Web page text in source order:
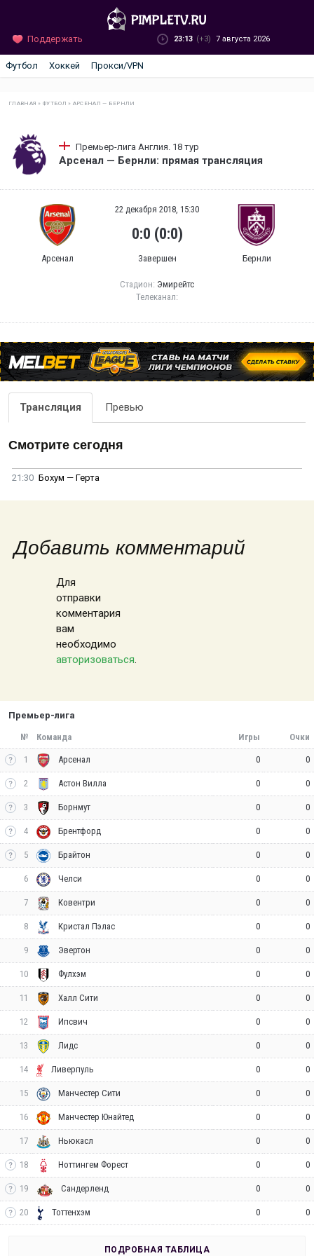
Поддержать 23:13 (+3) 7 августа 2026
Футбол Хоккей Прокси/VPN
ГЛАВНАЯ »ФУТБОЛ » АРСЕНАЛ — БЕРНЛИ
Премьер-лига Англия. 18 тур
Арсенал — Бернли: прямая трансляция
Арсенал
22 декабря 2018, 15:30
0:0 (0:0)
Завершен Бернли
Стадион: Эмирейтс
Телеканал:
Трансляция Превью
Смотрите сегодня
21:30 Бохум — Герта
Добавить комментарий
Для
отправки
комментария
вам
необходимо
авторизоваться.
Премьер-лига
№ Команда Игры Очки
1 Арсенал 0 0
2 Астон Вилла 0 0
3 Борнмут 0 0
4 Брентфорд 0 0
5 Брайтон 0 0
6 Челси 0 0
7 Ковентри 0 0
8 Кристал Пэлас 0 0
9 Эвертон 0 0
10 Фулхэм 0 0
11 Халл Сити 0 0
12 Ипсвич 0 0
13 Лидс 0 0
14 Ливерпуль 0 0
15 Манчестер Сити 0 0
16 Манчестер Юнайтед 0 0
17 Ньюкасл 0 0
18 Ноттингем Форест 0 0
19 Сандерленд 0 0
20 Тоттенхэм 0 0
ПОДРОБНАЯ ТАБЛИЦА